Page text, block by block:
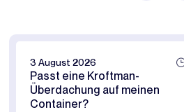
3 August 2026
Passt eine Kroftman-
Überdachung auf meinen
Container?